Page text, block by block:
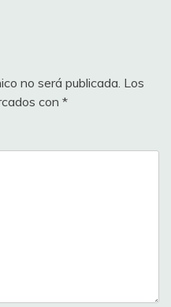
no será publicada. Los
con *